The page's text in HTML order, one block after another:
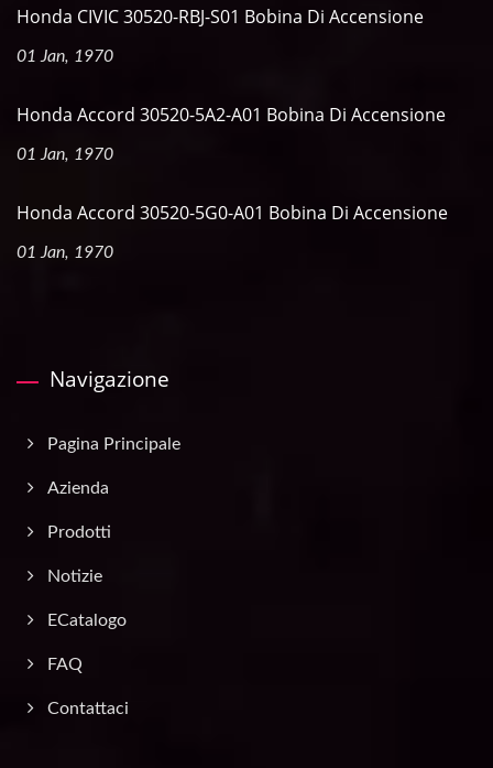
Honda CIVIC 30520-RBJ-S01 Bobina Di Accensione
01 Jan, 1970
Honda Accord 30520-5A2-A01 Bobina Di Accensione
01 Jan, 1970
Honda Accord 30520-5G0-A01 Bobina Di Accensione
01 Jan, 1970
Navigazione
Pagina Principale
Azienda
Prodotti
Notizie
ECatalogo
FAQ
Contattaci